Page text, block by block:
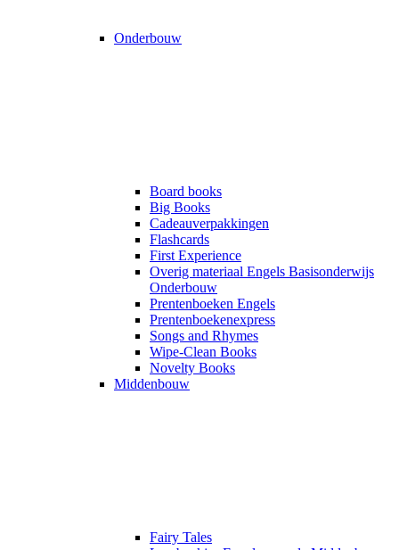
Onderbouw
Board books
Big Books
Cadeauverpakkingen
Flashcards
First Experience
Overig materiaal Engels Basisonderwijs
Onderbouw
Prentenboeken Engels
Prentenboekenexpress
Songs and Rhymes
Wipe-Clean Books
Novelty Books
Middenbouw
Fairy Tales